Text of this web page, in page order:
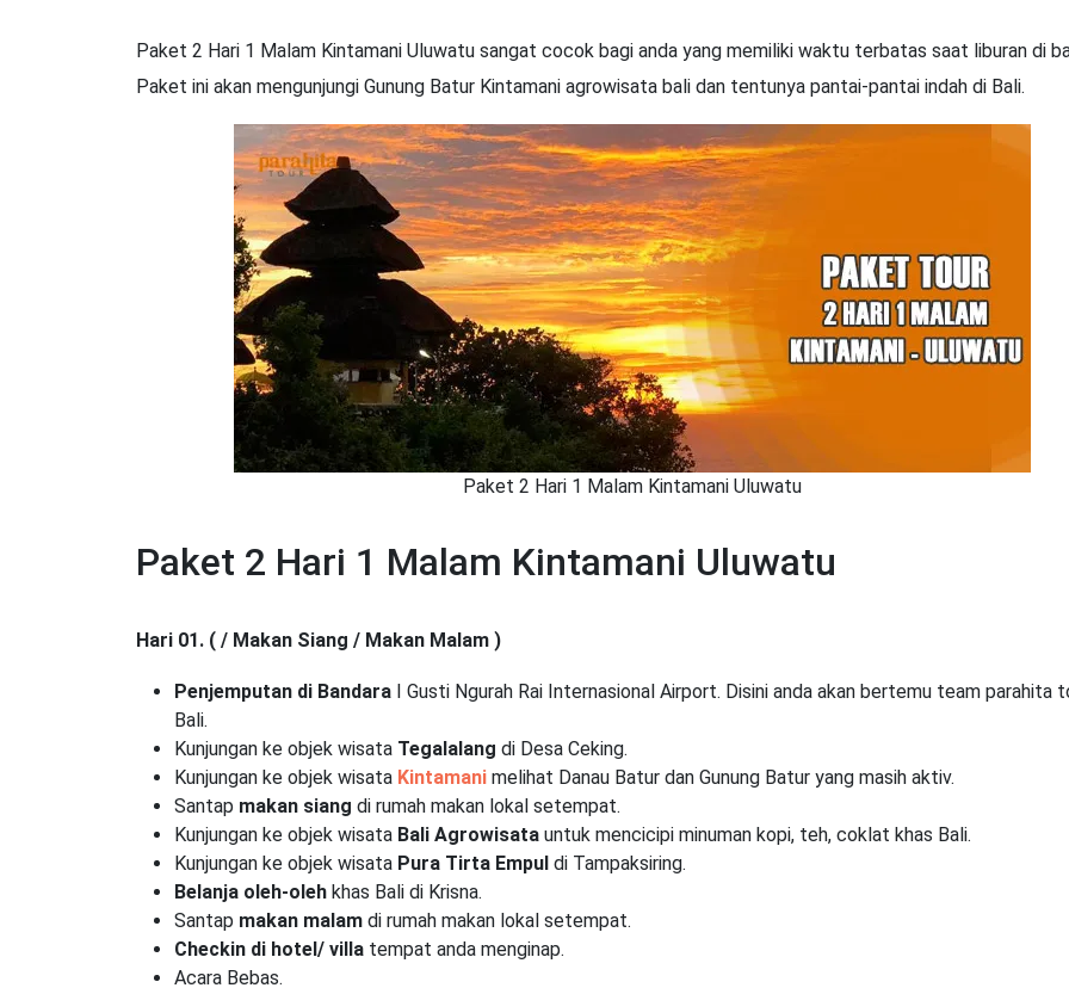
Paket 2 Hari 1 Malam Kintamani Uluwatu sangat cocok bagi anda yang memiliki waktu terbatas saat liburan di
Paket ini akan mengunjungi Gunung Batur Kintamani agrowisata bali dan tentunya pantai-pantai indah di Bali.
Paket 2 Hari 1 Malam Kintamani Uluwatu
Paket 2 Hari 1 Malam Kintamani Uluwatu
Hari 01. ( / Makan Siang / Makan Malam )
Penjemputan di Bandara I Gusti Ngurah Rai Internasional Airport. Disini anda akan bertemu team parahita
Bali.
Kunjungan ke objek wisata Tegalalang di Desa Ceking.
Kunjungan ke objek wisata Kintamani melihat Danau Batur dan Gunung Batur yang masih aktiv.
Santap makan siang di rumah makan lokal setempat.
Kunjungan ke objek wisata Bali Agrowisata untuk mencicipi minuman kopi, teh, coklat khas Bali.
Kunjungan ke objek wisata Pura Tirta Empul di Tampaksiring.
Belanja oleh-oleh khas Bali di Krisna.
Santap makan malam di rumah makan lokal setempat.
Checkin di hotel/ villa tempat anda menginap.
Acara Bebas.